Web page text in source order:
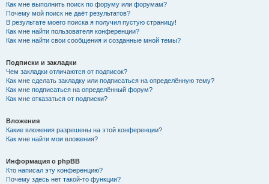
Как мне выполнить поиск по форуму или форумам?
Почему мой поиск не даёт результатов?
В результате моего поиска я получил пустую страницу!
Как мне найти пользователя конференции?
Как мне найти свои сообщения и созданные мной темы?
Подписки и закладки
Чем закладки отличаются от подписок?
Как мне сделать закладку или подписаться на определённую тему?
Как мне подписаться на определённый форум?
Как мне отказаться от подписки?
Вложения
Какие вложения разрешены на этой конференции?
Как мне найти мои вложения?
Информация о phpBB
Кто написал эту конференцию?
Почему здесь нет такой-то функции?